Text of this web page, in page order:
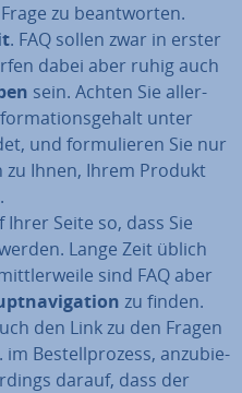
zu be­ant­wor­ten.
. FAQ sollen zwar in erster
dabei aber ruhig auch
sein. Achten Sie al­ler­
unter
und for­mu­lie­ren Sie nur
zu Ihnen, Ihrem Produkt
Ihrer Seite so, dass Sie
Lange Zeit üblich
sind FAQ aber
zu finden.
den Link zu den Fragen
im Be­stell­pro­zess, an­zu­bie­
darauf, dass der